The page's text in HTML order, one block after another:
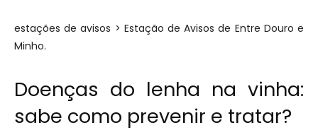
estações de avisos > Estação de Avisos de Entre Douro e
Minho.
Doenças do lenha na vinha:
sabe como prevenir e tratar?